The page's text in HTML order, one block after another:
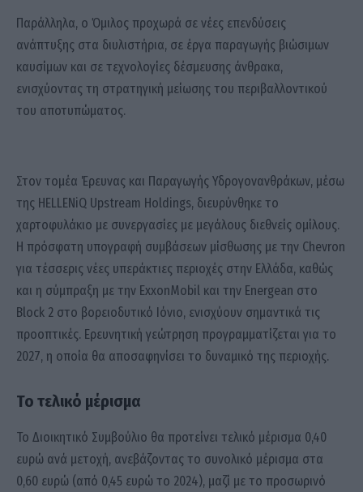
Παράλληλα, ο Όμιλος προχωρά σε νέες επενδύσεις
ανάπτυξης στα διυλιστήρια, σε έργα παραγωγής βιώσιμων
καυσίμων και σε τεχνολογίες δέσμευσης άνθρακα,
ενισχύοντας τη στρατηγική μείωσης του περιβαλλοντικού
του αποτυπώματος.
Στον τομέα Έρευνας και Παραγωγής Υδρογονανθράκων, μέσω
της HELLENiQ Upstream Holdings, διευρύνθηκε το
χαρτοφυλάκιο με συνεργασίες με μεγάλους διεθνείς ομίλους.
Η πρόσφατη υπογραφή συμβάσεων μίσθωσης με την Chevron
για τέσσερις νέες υπεράκτιες περιοχές στην Ελλάδα, καθώς
και η σύμπραξη με την ExxonMobil και την Energean στο
Block 2 στο βορειοδυτικό Ιόνιο, ενισχύουν σημαντικά τις
προοπτικές. Ερευνητική γεώτρηση προγραμματίζεται για το
2027, η οποία θα αποσαφηνίσει το δυναμικό της περιοχής.
Το τελικό μέρισμα
Το Διοικητικό Συμβούλιο θα προτείνει τελικό μέρισμα 0,40
ευρώ ανά μετοχή, ανεβάζοντας το συνολικό μέρισμα στα
0,60 ευρώ (από 0,45 ευρώ το 2024), μαζί με το προσωρινό